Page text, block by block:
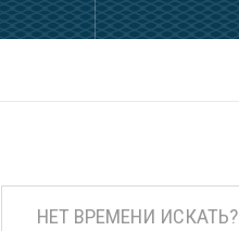
НЕТ ВРЕМЕНИ ИСКАТЬ?